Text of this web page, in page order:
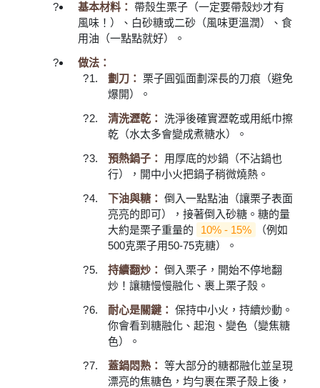
基本材料： 帶殼生栗子（一定要帶殼炒才有
風味！）、白砂糖或二砂（風味更溫潤）、食
用油（一點點就好）。
做法：
劃刀： 栗子圓弧面劃深長的刀痕（避免
爆開）。
清洗瀝乾： 洗淨後確實瀝乾或用紙巾擦
乾（水太多會變成煮糖水）。
預熱鍋子： 用厚底的炒鍋（不沾鍋也
行），開中小火把鍋子稍微燒熱。
下油與糖： 倒入一點點油（讓栗子表面
亮亮的即可），接著倒入砂糖。糖的量
大約是栗子重量的
10% - 15%
（例如
500克栗子用50-75克糖）。
持續翻炒： 倒入栗子，開始不停地翻
炒！讓糖慢慢融化、裹上栗子殼。
耐心是關鍵： 保持中小火，持續炒動。
你會看到糖融化、起泡、變色（變焦糖
色）。
蓋鍋悶熟： 等大部分的糖都融化並呈現
漂亮的焦糖色，均勻裹在栗子殼上後，